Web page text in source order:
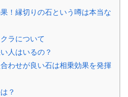
！縁切りの石という噂は本当な
ラについて
人はいるの？
わせが良い石は相乗効果を発揮
？